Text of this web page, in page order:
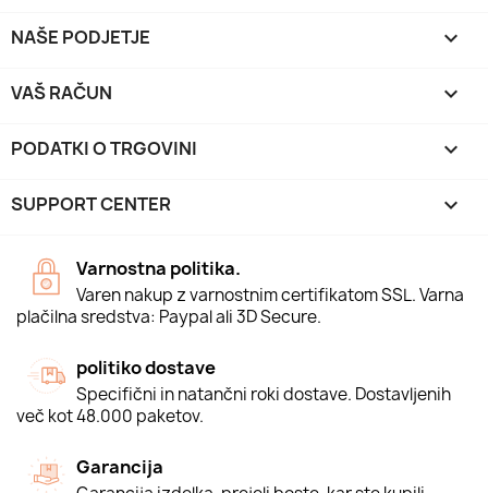
NAŠE PODJETJE 
VAŠ RAČUN 
PODATKI O TRGOVINI keyboard_arrow_down
SUPPORT CENTER 
Varnostna politika.
Varen nakup z varnostnim certifikatom SSL. Varna
plačilna sredstva: Paypal ali 3D Secure.
politiko dostave
Specifični in natančni roki dostave. Dostavljenih
več kot 48.000 paketov.
Garancija